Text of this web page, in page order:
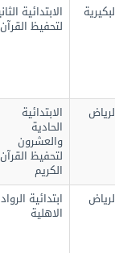
الابتدائية الثانية
لتحفيظ القرآن
الابتدائية
الحادية
والعشرون
لتحفيظ القرآن
الكريم
ابتدائية الرواد
الاهلية